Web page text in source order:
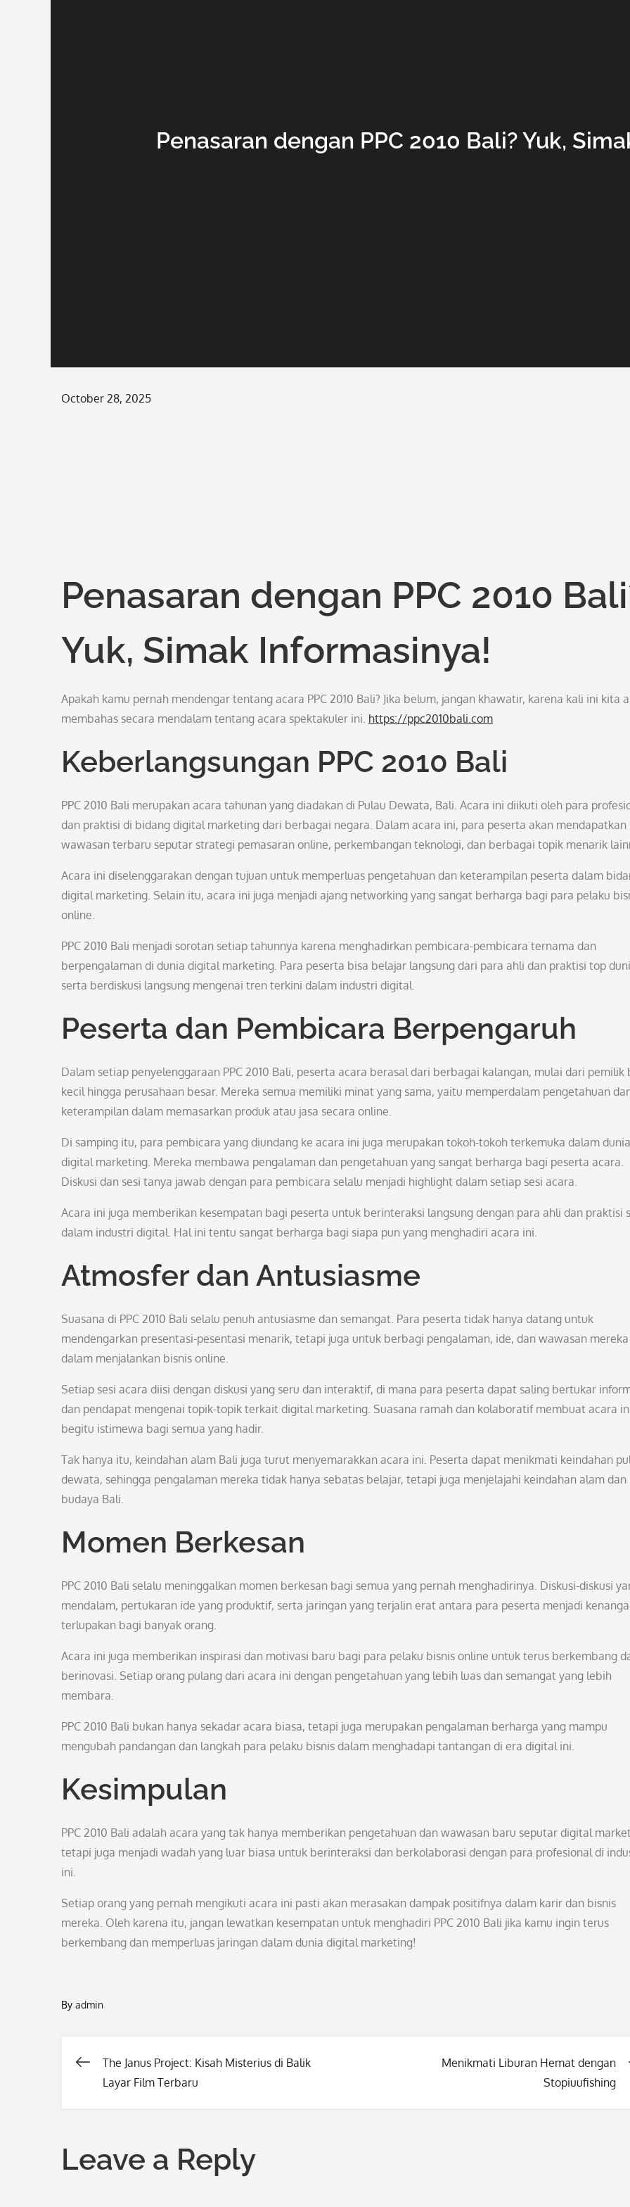
Penasaran dengan PPC 2010 Bali? Yuk,
Posted
October 28, 2025
Penasaran dengan PPC 2010
Yuk, Simak Informasinya!
Apakah kamu pernah mendengar tentang acara PPC 2010 Bali? Jika belum, jangan khawatir, karena kali ini kita
membahas secara mendalam tentang acara spektakuler ini. https://ppc2010bali.com
Keberlangsungan PPC 2010 Bali
PPC 2010 Bali merupakan acara tahunan yang diadakan di Pulau Dewata, Bali. Acara ini diikuti oleh para
dan praktisi di bidang digital marketing dari berbagai negara. Dalam acara ini, para peserta akan mendapatkan
wawasan terbaru seputar strategi pemasaran online, perkembangan teknologi, dan berbagai topik menarik
Acara ini diselenggarakan dengan tujuan untuk memperluas pengetahuan dan keterampilan peserta dalam
digital marketing. Selain itu, acara ini juga menjadi ajang networking yang sangat berharga bagi para pelaku
online.
PPC 2010 Bali menjadi sorotan setiap tahunnya karena menghadirkan pembicara-pembicara ternama dan
berpengalaman di dunia digital marketing. Para peserta bisa belajar langsung dari para ahli dan praktisi top
serta berdiskusi langsung mengenai tren terkini dalam industri digital.
Peserta dan Pembicara Berpengaruh
Dalam setiap penyelenggaraan PPC 2010 Bali, peserta acara berasal dari berbagai kalangan, mulai dari pemilik
kecil hingga perusahaan besar. Mereka semua memiliki minat yang sama, yaitu memperdalam pengetahuan
keterampilan dalam memasarkan produk atau jasa secara online.
Di samping itu, para pembicara yang diundang ke acara ini juga merupakan tokoh-tokoh terkemuka dalam dunia
digital marketing. Mereka membawa pengalaman dan pengetahuan yang sangat berharga bagi peserta acara.
Diskusi dan sesi tanya jawab dengan para pembicara selalu menjadi highlight dalam setiap sesi acara.
Acara ini juga memberikan kesempatan bagi peserta untuk berinteraksi langsung dengan para ahli dan praktisi
dalam industri digital. Hal ini tentu sangat berharga bagi siapa pun yang menghadiri acara ini.
Atmosfer dan Antusiasme
Suasana di PPC 2010 Bali selalu penuh antusiasme dan semangat. Para peserta tidak hanya datang untuk
mendengarkan presentasi-pesentasi menarik, tetapi juga untuk berbagi pengalaman, ide, dan wawasan mereka
dalam menjalankan bisnis online.
Setiap sesi acara diisi dengan diskusi yang seru dan interaktif, di mana para peserta dapat saling bertukar
dan pendapat mengenai topik-topik terkait digital marketing. Suasana ramah dan kolaboratif membuat acara
begitu istimewa bagi semua yang hadir.
Tak hanya itu, keindahan alam Bali juga turut menyemarakkan acara ini. Peserta dapat menikmati keindahan
dewata, sehingga pengalaman mereka tidak hanya sebatas belajar, tetapi juga menjelajahi keindahan alam dan
budaya Bali.
Momen Berkesan
PPC 2010 Bali selalu meninggalkan momen berkesan bagi semua yang pernah menghadirinya. Diskusi-diskusi
mendalam, pertukaran ide yang produktif, serta jaringan yang terjalin erat antara para peserta menjadi
terlupakan bagi banyak orang.
Acara ini juga memberikan inspirasi dan motivasi baru bagi para pelaku bisnis online untuk terus berkembang
berinovasi. Setiap orang pulang dari acara ini dengan pengetahuan yang lebih luas dan semangat yang lebih
membara.
PPC 2010 Bali bukan hanya sekadar acara biasa, tetapi juga merupakan pengalaman berharga yang mampu
mengubah pandangan dan langkah para pelaku bisnis dalam menghadapi tantangan di era digital ini.
Kesimpulan
PPC 2010 Bali adalah acara yang tak hanya memberikan pengetahuan dan wawasan baru seputar digital
tetapi juga menjadi wadah yang luar biasa untuk berinteraksi dan berkolaborasi dengan para profesional di
ini.
Setiap orang yang pernah mengikuti acara ini pasti akan merasakan dampak positifnya dalam karir dan bisnis
mereka. Oleh karena itu, jangan lewatkan kesempatan untuk menghadiri PPC 2010 Bali jika kamu ingin terus
berkembang dan memperluas jaringan dalam dunia digital marketing!
By admin
Post
The Janus Project: Kisah Misterius di Balik
Layar Film Terbaru
Menikmati Liburan Hemat dengan
Stopiuufishing
Leave a Reply